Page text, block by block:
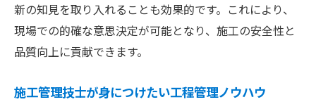
新の知見を取り入れることも効果的です。これにより、
現場での的確な意思決定が可能となり、施工の安全性と
品質向上に貢献できます。
施工管理技士が身につけたい工程管理ノウハウ